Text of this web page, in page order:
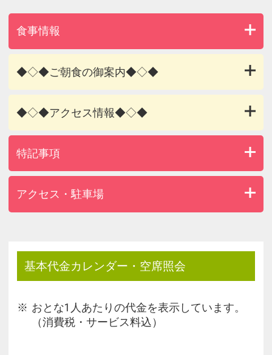
食事情報
◆◇◆ご朝食の御案内◆◇◆
◆◇◆アクセス情報◆◇◆
特記事項
アクセス・駐車場
基本代金カレンダー・空席照会
おとな1人あたりの代金を表示しています。
（消費税・サービス料込）